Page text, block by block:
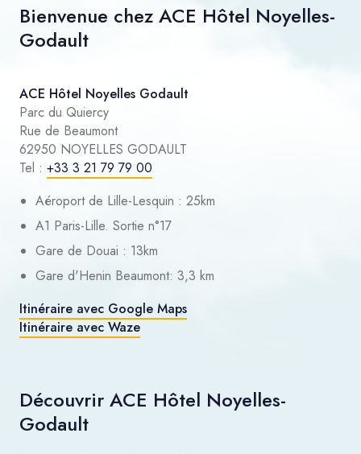
Bienvenue chez ACE Hôtel Noyelles-
Godault
ACE Hôtel Noyelles Godault
Parc du Quiercy
Rue de Beaumont
62950 NOYELLES GODAULT
Tel : +33 3 21 79 79 00
Aéroport de Lille-Lesquin : 25km
A1 Paris-Lille. Sortie n°17
Gare de Douai : 13km
Gare d'Henin Beaumont: 3,3 km
Itinéraire avec Google Maps
Itinéraire avec Waze
Découvrir ACE Hôtel Noyelles-
Godault